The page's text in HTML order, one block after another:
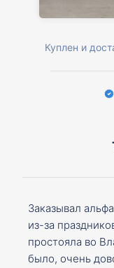
Куплен и
Заказывал
из-за
простояла во
было, очень